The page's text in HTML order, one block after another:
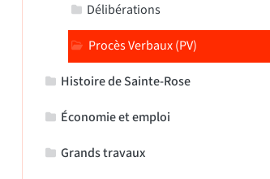
Délibérations
Procès Verbaux (PV)
Histoire de Sainte-Rose
Économie et emploi
Grands travaux